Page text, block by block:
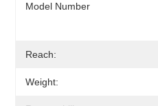
Model Number
Reach:
Weight: